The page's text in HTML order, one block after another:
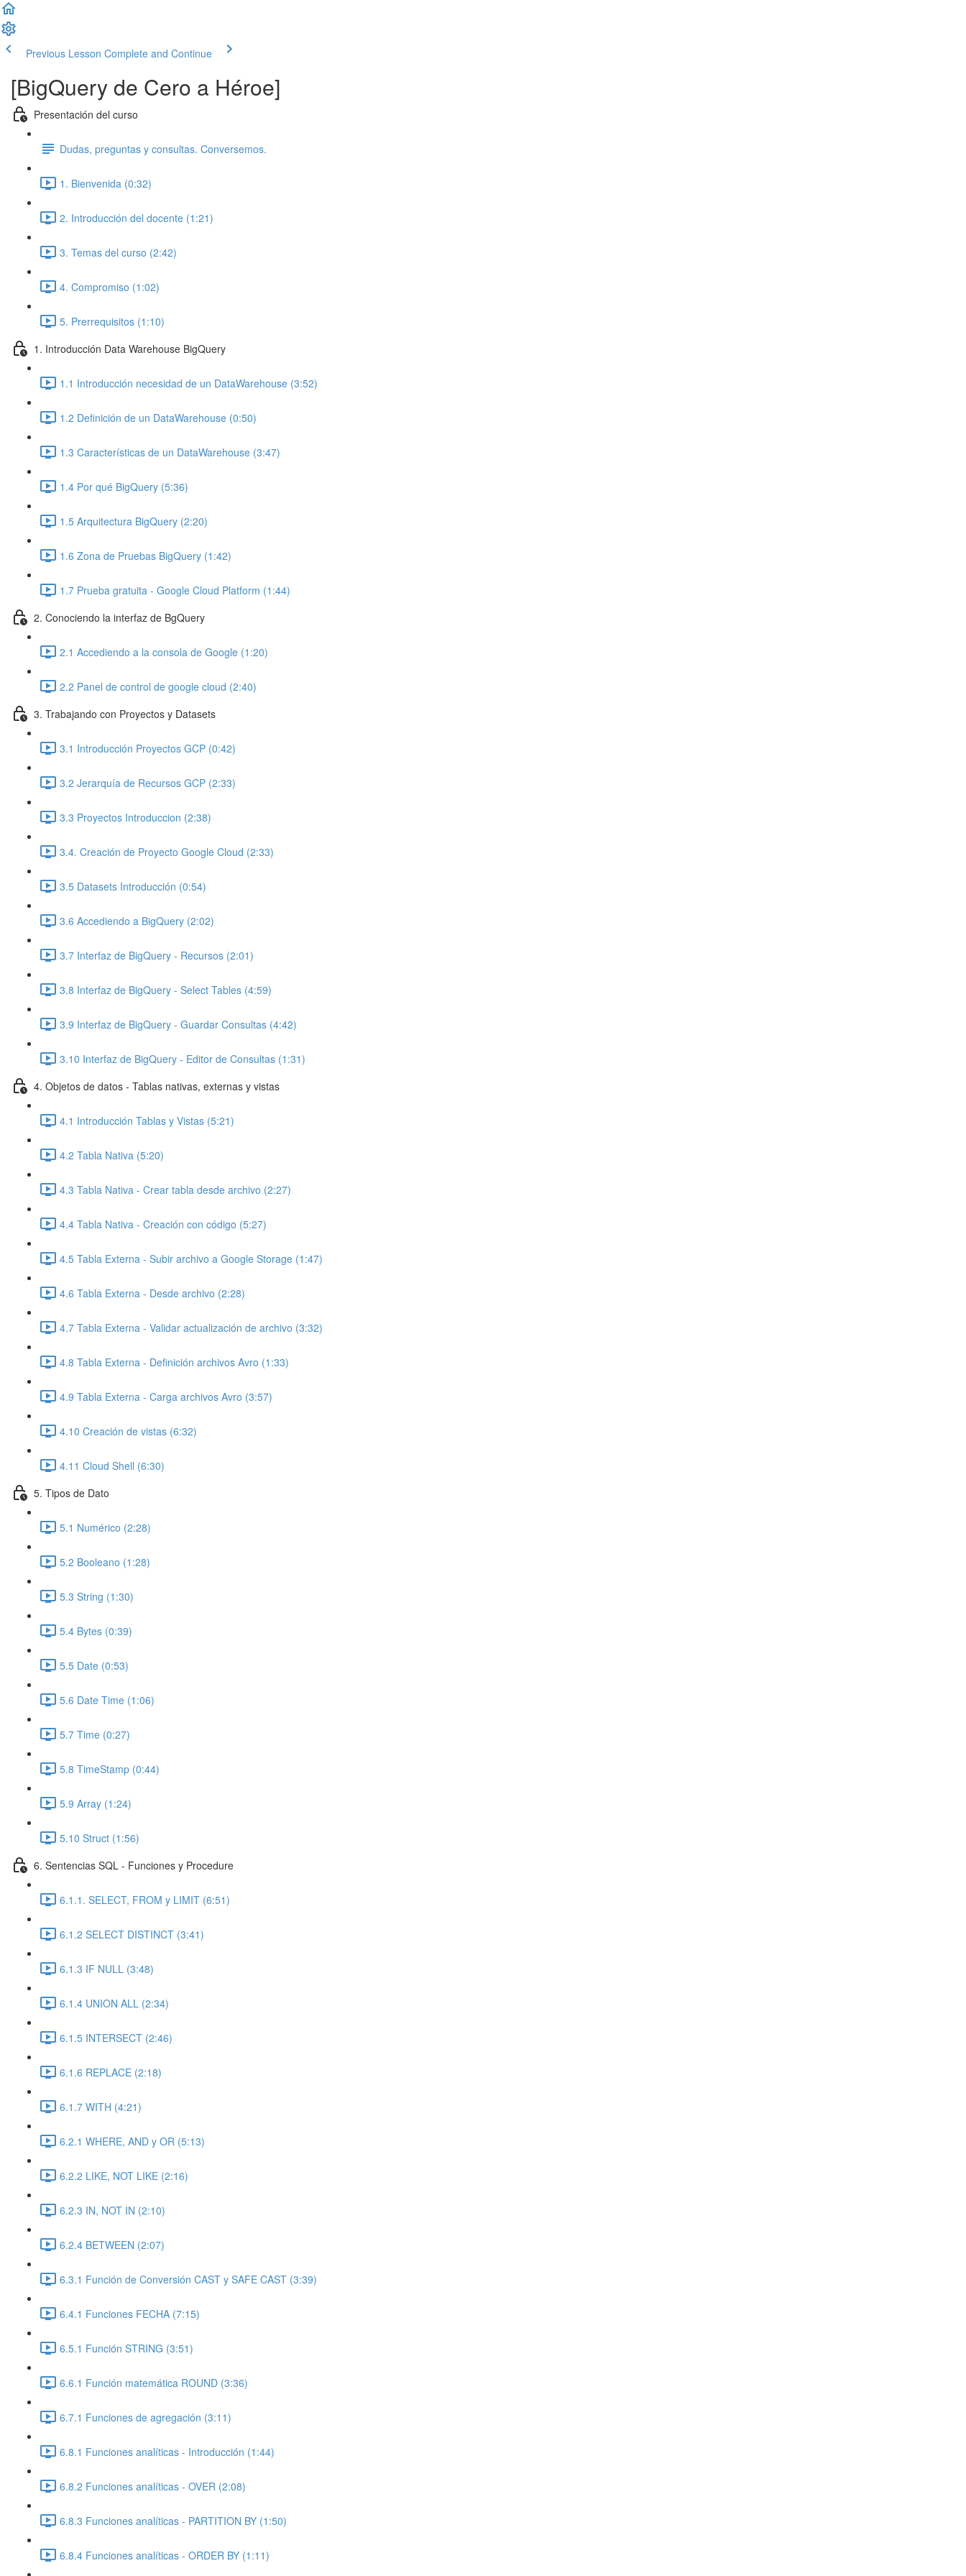
Previous Lesson Complete and Continue
[BigQuery de Cero a Héroe]
Presentación del curso
Dudas, preguntas y consultas. Conversemos.
1. Bienvenida (0:32)
2. Introducción del docente (1:21)
3. Temas del curso (2:42)
4. Compromiso (1:02)
5. Prerrequisitos (1:10)
1. Introducción Data Warehouse BigQuery
1.1 Introducción necesidad de un DataWarehouse (3:52)
1.2 Definición de un DataWarehouse (0:50)
1.3 Características de un DataWarehouse (3:47)
1.4 Por qué BigQuery (5:36)
1.5 Arquitectura BigQuery (2:20)
1.6 Zona de Pruebas BigQuery (1:42)
1.7 Prueba gratuita - Google Cloud Platform (1:44)
2. Conociendo la interfaz de BgQuery
2.1 Accediendo a la consola de Google (1:20)
2.2 Panel de control de google cloud (2:40)
3. Trabajando con Proyectos y Datasets
3.1 Introducción Proyectos GCP (0:42)
3.2 Jerarquía de Recursos GCP (2:33)
3.3 Proyectos Introduccion (2:38)
3.4. Creación de Proyecto Google Cloud (2:33)
3.5 Datasets Introducción (0:54)
3.6 Accediendo a BigQuery (2:02)
3.7 Interfaz de BigQuery - Recursos (2:01)
3.8 Interfaz de BigQuery - Select Tables (4:59)
3.9 Interfaz de BigQuery - Guardar Consultas (4:42)
3.10 Interfaz de BigQuery - Editor de Consultas (1:31)
4. Objetos de datos - Tablas nativas, externas y vistas
4.1 Introducción Tablas y Vistas (5:21)
4.2 Tabla Nativa (5:20)
4.3 Tabla Nativa - Crear tabla desde archivo (2:27)
4.4 Tabla Nativa - Creación con código (5:27)
4.5 Tabla Externa - Subir archivo a Google Storage (1:47)
4.6 Tabla Externa - Desde archivo (2:28)
4.7 Tabla Externa - Validar actualización de archivo (3:32)
4.8 Tabla Externa - Definición archivos Avro (1:33)
4.9 Tabla Externa - Carga archivos Avro (3:57)
4.10 Creación de vistas (6:32)
4.11 Cloud Shell (6:30)
5. Tipos de Dato
5.1 Numérico (2:28)
5.2 Booleano (1:28)
5.3 String (1:30)
5.4 Bytes (0:39)
5.5 Date (0:53)
5.6 Date Time (1:06)
5.7 Time (0:27)
5.8 TimeStamp (0:44)
5.9 Array (1:24)
5.10 Struct (1:56)
6. Sentencias SQL - Funciones y Procedure
6.1.1. SELECT, FROM y LIMIT (6:51)
6.1.2 SELECT DISTINCT (3:41)
6.1.3 IF NULL (3:48)
6.1.4 UNION ALL (2:34)
6.1.5 INTERSECT (2:46)
6.1.6 REPLACE (2:18)
6.1.7 WITH (4:21)
6.2.1 WHERE, AND y OR (5:13)
6.2.2 LIKE, NOT LIKE (2:16)
6.2.3 IN, NOT IN (2:10)
6.2.4 BETWEEN (2:07)
6.3.1 Función de Conversión CAST y SAFE CAST (3:39)
6.4.1 Funciones FECHA (7:15)
6.5.1 Función STRING (3:51)
6.6.1 Función matemática ROUND (3:36)
6.7.1 Funciones de agregación (3:11)
6.8.1 Funciones analíticas - Introducción (1:44)
6.8.2 Funciones analíticas - OVER (2:08)
6.8.3 Funciones analíticas - PARTITION BY (1:50)
6.8.4 Funciones analíticas - ORDER BY (1:11)